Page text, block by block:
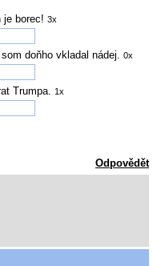
borec! 3x
doňho vkladal nádej. 0x
Trumpa. 1x
Odpovědět